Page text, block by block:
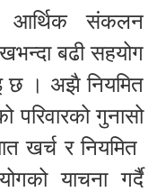
आर्थिक संकलन
बढी सहयोग
। अझै नियमित
गुनासो
खर्च र नियमित
याचना गर्दै